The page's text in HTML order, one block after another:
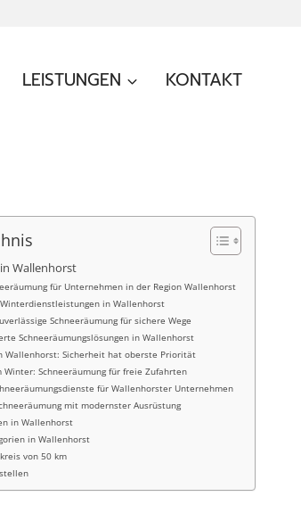
LEISTUNGEN KONTAKT
Wallenhorst
für Unternehmen in der Region Wallenhorst
in Wallenhorst
Schneeräumung für sichere Wege
Schneeräumungslösungen in Wallenhorst
Wallenhorst: Sicherheit hat oberste Priorität
Winter: Schneeräumung für freie Zufahrten
für Wallenhorster Unternehmen
mit modernster Ausrüstung
in Wallenhorst
in Wallenhorst
von 50 km